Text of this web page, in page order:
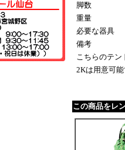
脚数
重量
必要な器具
備考
こちらのテン
2Kは用意可能
この商品をレ